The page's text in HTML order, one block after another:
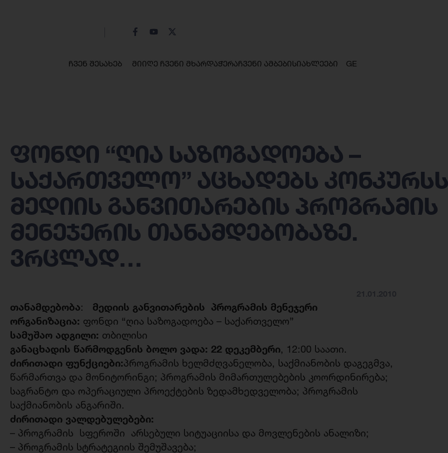
ჩვენ შესახებ მიიღე ჩვენი მხარდაჭერაჩვენი ამბებისიახლეები GE
ფონდი “ღია საზოგადოება –
საქართველო” აცხადებს კონკურსს
მედიის განვითარების პროგრამის
მენეჯერის თანამდებობაზე.
ვრცლად…
თანამდებობა: მედიის განვითარების პროგრამის მენეჯერი
ორგანიზაცია: ფონდი “ღია საზოგადოება – საქართველო”
სამუშაო ადგილი: თბილისი
განაცხადის წარმოდგენის ბოლო ვადა: 22 დეკემბერი, 12:00 საათი.
ძირითადი ფუნქციები:პროგრამის ხელმძღვანელობა, საქმიანობის დაგეგმვა,
წარმართვა და მონიტორინგი; პროგრამის მიმართულებების კოორდინირება;
საგრანტო და ოპერაციული პროექტების ზედამხედველობა; პროგრამის
საქმიანობის ანგარიში.
ძირითადი ვალდებულებები:
– პროგრამის სფეროში არსებული სიტუაციისა და მოვლენების ანალიზი;
– პროგრამის სტრატეგიის შემუშავება;